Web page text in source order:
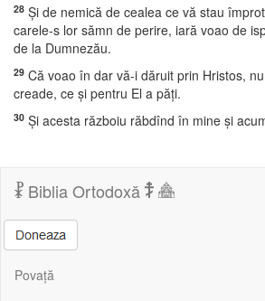
28 Şi de nemică de cealea ce vă stau
carele-s lor sămn de perire, iară voao de
de la Dumnezău.
29 Că voao în dar vă-i dăruit prin Hristos,
creade, ce şi pentru El a păţi.
30 Şi acesta războiu răbdînd în mine şi
Biblia Ortodoxă
Povață